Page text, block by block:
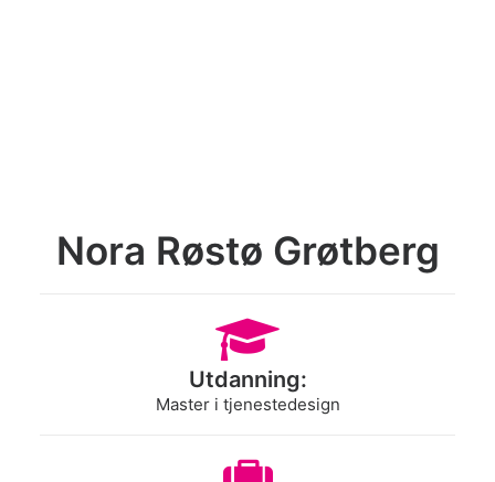
Nora Røstø Grøtberg
Utdanning:
Master i tjenestedesign